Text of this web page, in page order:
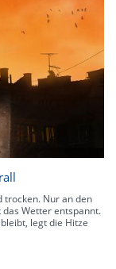
der
abgeschätzt
es eine
sehen Sie genau,
zu rechnen ist bzw.
trocken. Nur an den
Wetter entspannt.
legt die Hitze